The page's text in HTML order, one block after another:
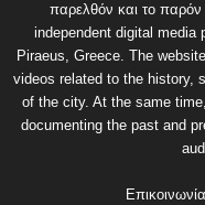
παρελθόν και το
independent digital media
Piraeus, Greece. The
videos related to the history,
of the city. At the same
documenting the past and